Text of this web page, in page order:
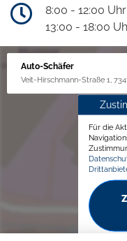
8:00 - 12:00 Uhr
13:00 - 18:00
Auto-Schäfer
Veit-Hirschmann-Straße 1,
Für die